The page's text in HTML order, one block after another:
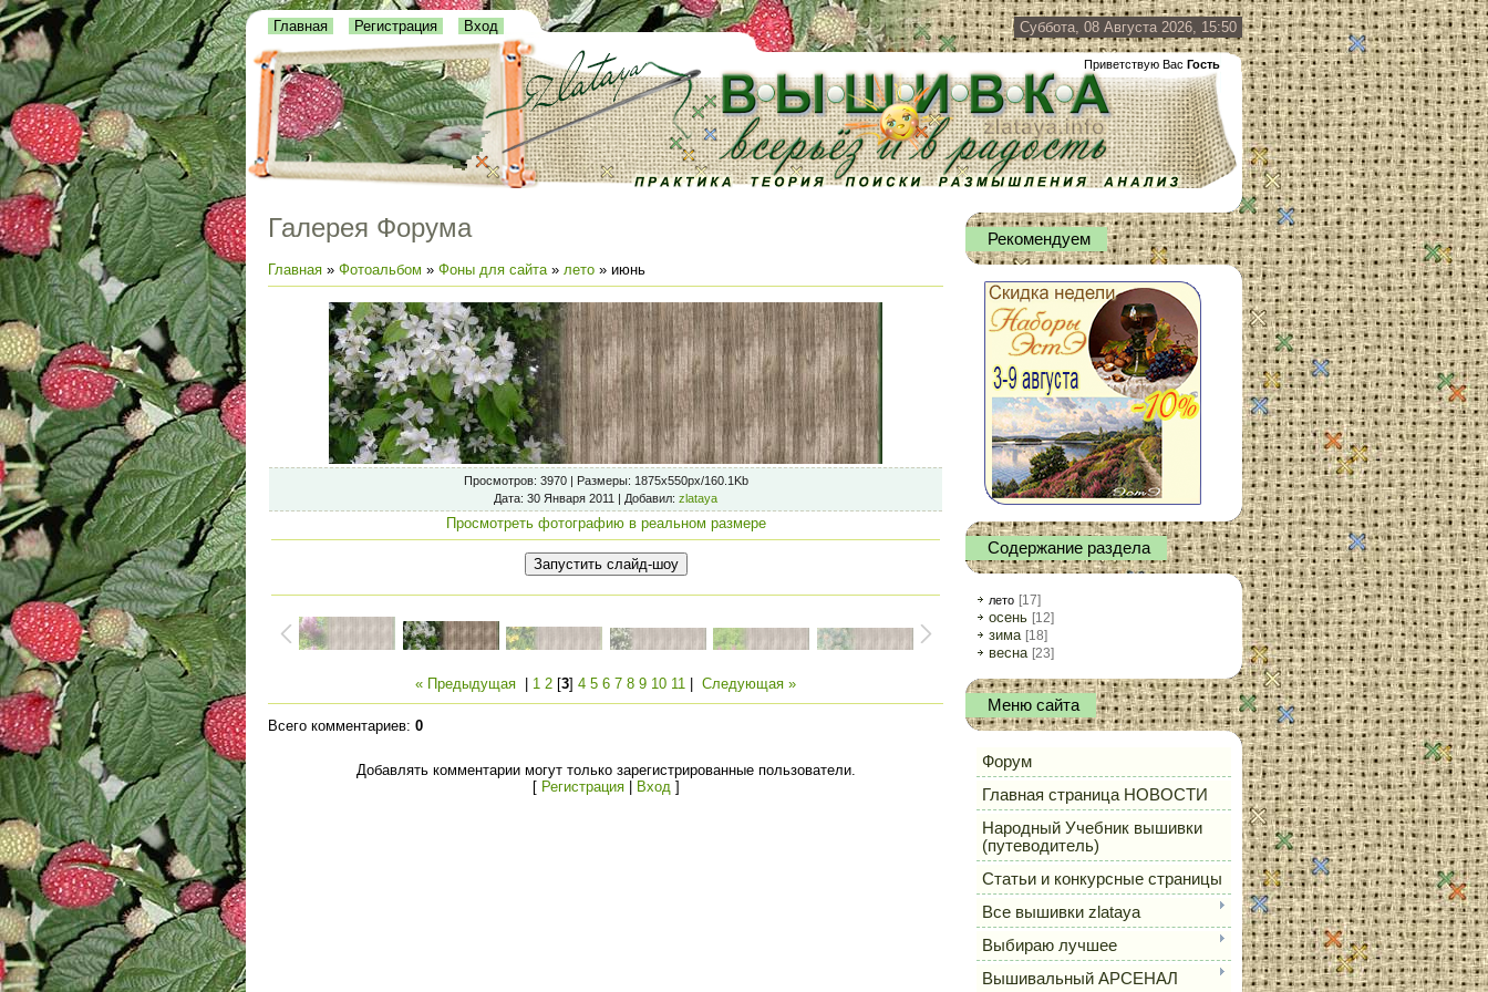
Суббота, 08 Августа 2026, 15:50
Приветствую Вас Гость
Главная Регистрация Вход
Галерея Форума
Главная » Фотоальбом » Фоны для сайта» лето » июнь
Просмотров: 3970 | Размеры: 1875x550px/160.1Kb
Дата: 30 Января 2011 | Добавил: zlataya
Просмотреть фотографию в реальном размере
« Предыдущая 1 2 [3] 4 5 6 7 8 9 10 11 Следующая »
Всего комментариев: 0
Добавлять комментарии могут только зарегистрированные пользователи.
[ Регистрация| Вход ]
Рекомендуем
Содержание раздела
лето [17]
осень [12]
зима [18]
весна [23]
Меню сайта
Форум
Главная страница НОВОСТИ
Народный Учебник вышивки
(путеводитель)
Статьи и конкурсные страницы
Все вышивки zlataya
Выбираю лучшее
Вышивальный АРСЕНАЛ